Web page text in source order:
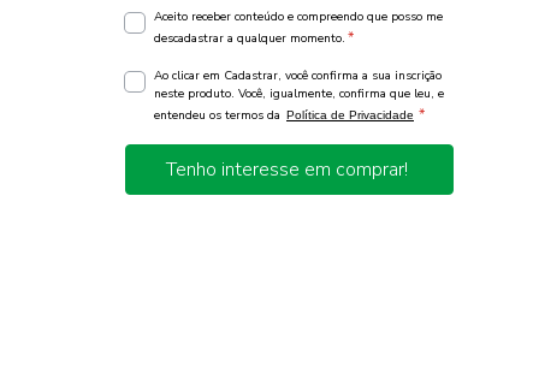
Aceito receber conteúdo e compreendo que posso me
descadastrar a qualquer momento. *
Ao clicar em Cadastrar, você confirma a sua inscrição
neste produto. Você, igualmente, confirma que leu, e
entendeu os termos da Política de Privacidade *
Tenho interesse em comprar!